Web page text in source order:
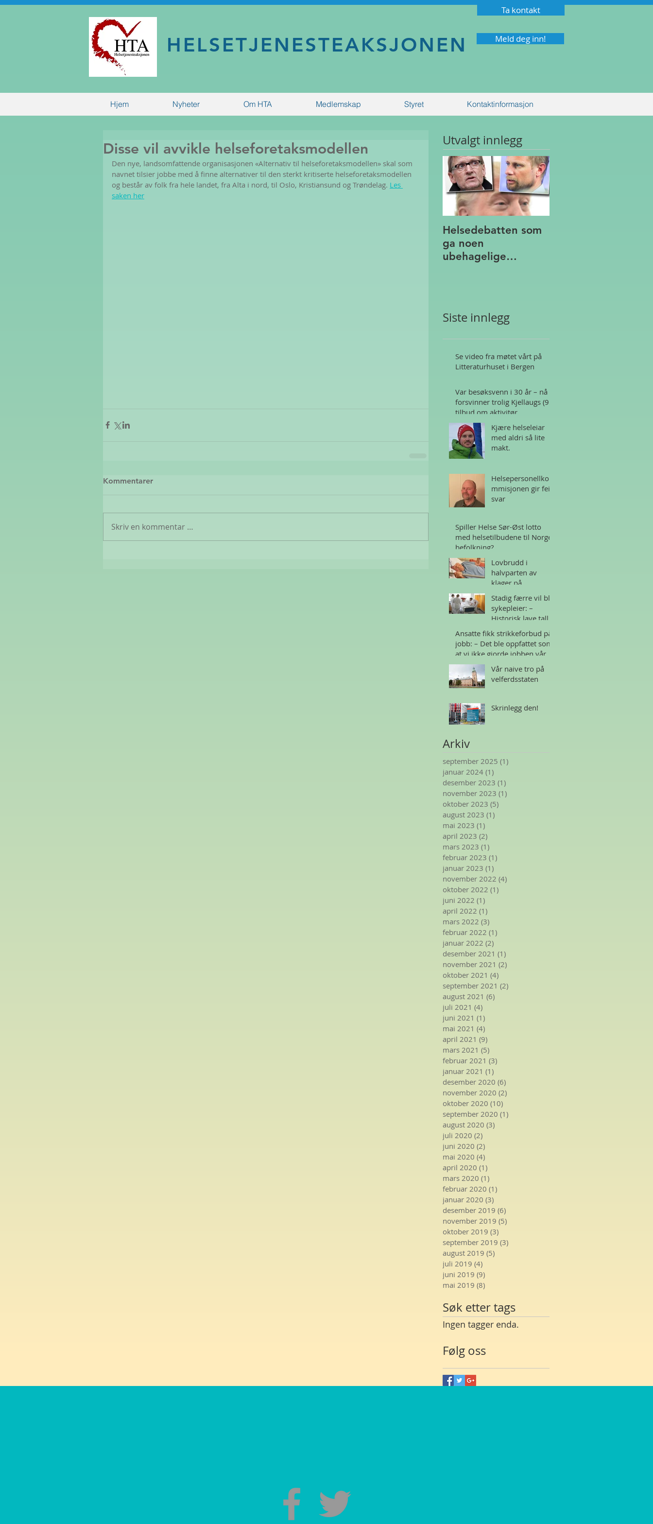
Ta kontakt
Meld deg inn!
HELSETJENESTEAKSJONEN
Hjem Nyheter Om HTA Medlemskap Styret Kontaktinformasjon
Disse vil avvikle helseforetaksmodellen
Den nye, landsomfattende organisasjonen «Alternativ til helseforetaksmodellen» skal som
navnet tilsier jobbe med å finne alternativer til den sterkt kritiserte helseforetaksmodellen
og består av folk fra hele landet, fra Alta i nord, til Oslo, Kristiansund og Trøndelag. Les
saken her
Kommentarer
Skriv en kommentar …
Utvalgt innlegg
Helsedebatten som
ga noen
ubehagelige
Siste innlegg
Se video fra møtet vårt på
Litteraturhuset i Bergen
Var besøksvenn i 30 år – nå
forsvinner trolig Kjellaugs (95)
tilbud om aktivitør
Kjære helseleiar
med aldri så lite
makt.
Helsepersonellko
mmisjonen gir feil
svar
Spiller Helse Sør-Øst lotto
med helsetilbudene til Norges
befolkning?
Lovbrudd i
halvparten av
klager på
Stadig færre vil bli
sykepleier: –
Historisk lave tall
Ansatte fikk strikkeforbud på
jobb: – Det ble oppfattet som
at vi ikke gjorde jobben vår
Vår naive tro på
velferdsstaten
Skrinlegg den!
Arkiv
september 2025 (1)
januar 2024 (1)
desember 2023 (1)
november 2023 (1)
oktober 2023 (5)
august 2023 (1)
mai 2023 (1)
april 2023 (2)
mars 2023 (1)
februar 2023 (1)
januar 2023 (1)
november 2022 (4)
oktober 2022 (1)
juni 2022 (1)
april 2022 (1)
mars 2022 (3)
februar 2022 (1)
januar 2022 (2)
desember 2021 (1)
november 2021 (2)
oktober 2021 (4)
september 2021 (2)
august 2021 (6)
juli 2021 (4)
juni 2021 (1)
mai 2021 (4)
april 2021 (9)
mars 2021 (5)
februar 2021 (3)
januar 2021 (1)
desember 2020 (6)
november 2020 (2)
oktober 2020 (10)
september 2020 (1)
august 2020 (3)
juli 2020 (2)
juni 2020 (2)
mai 2020 (4)
april 2020 (1)
mars 2020 (1)
februar 2020 (1)
januar 2020 (3)
desember 2019 (6)
november 2019 (5)
oktober 2019 (3)
september 2019 (3)
august 2019 (5)
juli 2019 (4)
juni 2019 (9)
mai 2019 (8)
Søk etter tags
Ingen tagger enda.
Følg oss